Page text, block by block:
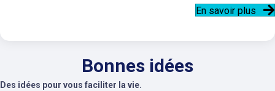
En savoir plus
Bonnes idées
Des idées pour vous faciliter la vie.